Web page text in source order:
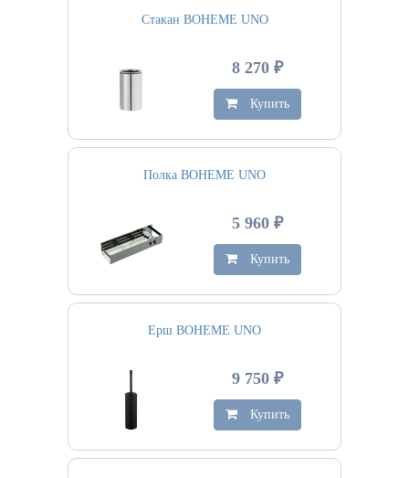
Стакан BOHEME UNO
8 270 ₽
Купить
Полка BOHEME UNO
5 960 ₽
Купить
Ерш BOHEME UNO
9 750 ₽
Купить